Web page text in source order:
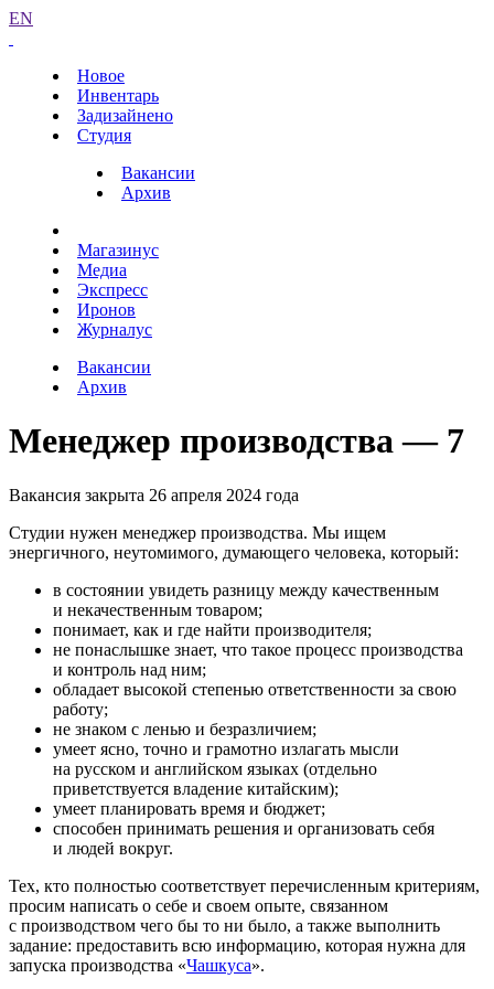
EN
Новое
Инвентарь
Задизайнено
Студия
Вакансии
Архив
Магазинус
Медиа
Экспресс
Иронов
Журналус
Вакансии
Архив
Менеджер производства — 7
Вакансия закрыта 26 апреля 2024 года
Студии нужен менеджер производства. Мы ищем
энергичного, неутомимого, думающего человека, который:
в состоянии увидеть разницу между качественным
и некачественным товаром;
понимает, как и где найти производителя;
не понаслышке знает, что такое процесс производства
и контроль над ним;
обладает высокой степенью ответственности за свою
работу;
не знаком с ленью и безразличием;
умеет ясно, точно и грамотно излагать мысли
на русском и английском языках (отдельно
приветствуется владение китайским);
умеет планировать время и бюджет;
способен принимать решения и организовать себя
и людей вокруг.
Тех, кто полностью соответствует перечисленным критериям,
просим написать о себе и своем опыте, связанном
с производством чего бы то ни было, а также выполнить
задание: предоставить всю информацию, которая нужна для
запуска производства «Чашкуса».